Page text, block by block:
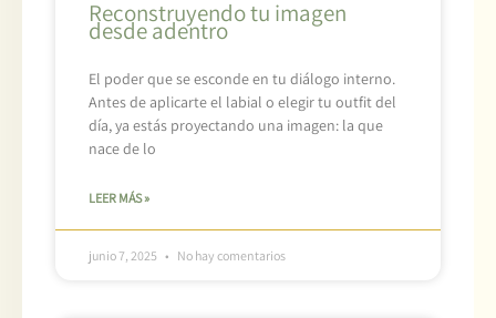
Reconstruyendo tu imagen
desde adentro
El poder que se esconde en tu diálogo interno.
Antes de aplicarte el labial o elegir tu outfit del
día, ya estás proyectando una imagen: la que
nace de lo
LEER MÁS »
junio 7, 2025 No hay comentarios